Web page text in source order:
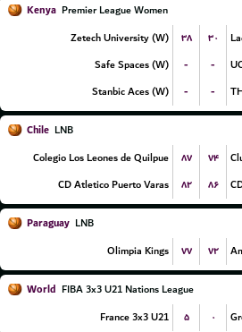
Kenya Premier League Women
Zetech University (W)
۳۸ ۳۰
Safe Spaces (W)
- -
Stanbic Aces (W)
- -
Chile LNB
Colegio Los Leones de Quilpue
۸۷ ۷۴
CD Atletico Puerto Varas
۸۲ ۸۶
Paraguay LNB
Olimpia Kings
۷۷ ۷۲
World FIBA 3x3 U21 Nations League
France 3x3 U21
۵ ۰